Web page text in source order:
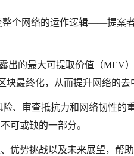
个网络的运作逻辑——提案者-
出的最大可提取价值（MEV
最终化，从而提升网络的去
、审查抵抗力和网络韧性的
可或缺的一部分。
优势挑战以及未来展望，帮